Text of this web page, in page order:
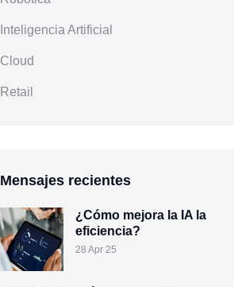
Inteligencia Artificial
Cloud
Retail
Mensajes recientes
¿Cómo mejora la IA la
eficiencia?
28 Apr 25